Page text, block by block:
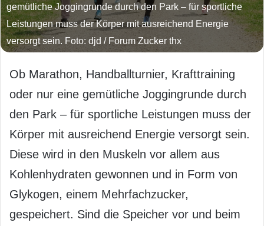
gemütliche Joggingrunde durch den Park – für sportliche
Leistungen muss der Körper mit ausreichend Energie
versorgt sein. Foto: djd / Forum Zucker thx
Ob Marathon, Handballturnier, Krafttraining
oder nur eine gemütliche Joggingrunde durch
den Park – für sportliche Leistungen muss der
Körper mit ausreichend Energie versorgt sein.
Diese wird in den Muskeln vor allem aus
Kohlenhydraten gewonnen und in Form von
Glykogen, einem Mehrfachzucker,
gespeichert. Sind die Speicher vor und beim